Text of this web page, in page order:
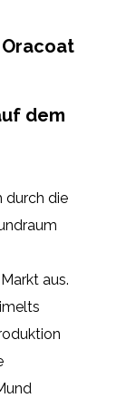
dem
durch die
aus.